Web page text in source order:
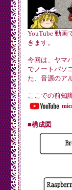
YouTube 動画
きます。
今回は、ヤマ
でノートパソ
た、音源のア
ここでの前知
■構成図